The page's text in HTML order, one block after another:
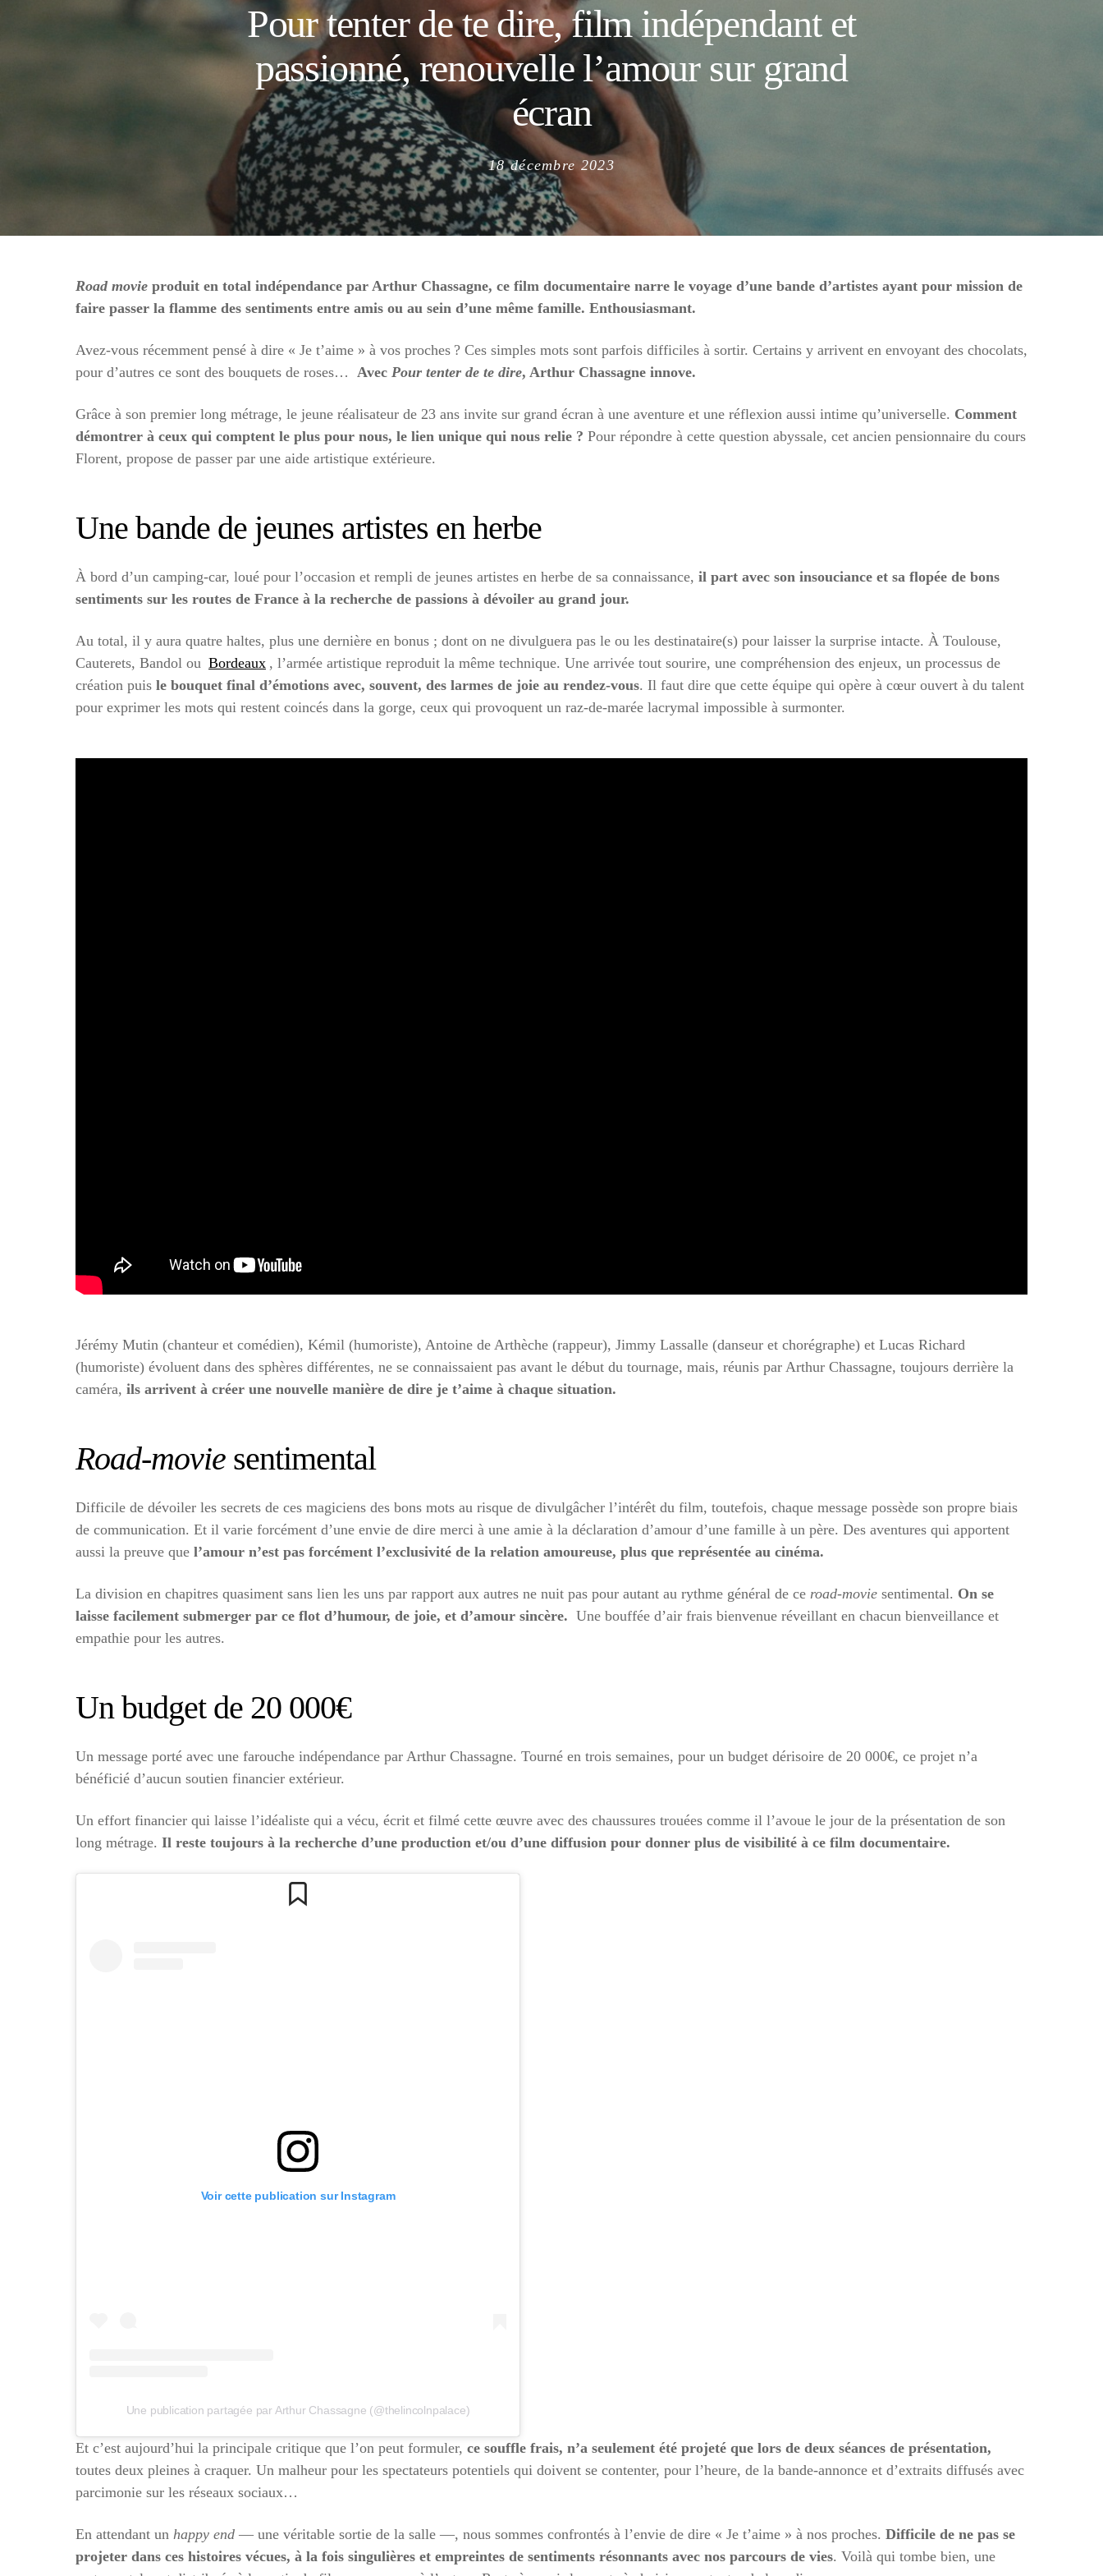
Pour tenter de te dire, film indépendant et
passionné, renouvelle l’amour sur grand
écran
Posted
on
18 décembre 2023
Road movie produit en total indépendance par Arthur Chassagne, ce film documentaire narre le voyage d’une bande d’artistes ayant pour mission de
faire passer la flamme des sentiments entre amis ou au sein d’une même famille. Enthousiasmant.
Avez-vous récemment pensé à dire « Je t’aime » à vos proches ? Ces simples mots sont parfois difficiles à sortir. Certains y arrivent en envoyant des chocolats,
pour d’autres ce sont des bouquets de roses… Avec Pour tenter de te dire, Arthur Chassagne innove.
Grâce à son premier long métrage, le jeune réalisateur de 23 ans invite sur grand écran à une aventure et une réflexion aussi intime qu’universelle. Comment
démontrer à ceux qui comptent le plus pour nous, le lien unique qui nous relie ? Pour répondre à cette question abyssale, cet ancien pensionnaire du cours
Florent, propose de passer par une aide artistique extérieure.
Une bande de jeunes artistes en herbe
À bord d’un camping-car, loué pour l’occasion et rempli de jeunes artistes en herbe de sa connaissance, il part avec son insouciance et sa flopée de bons
sentiments sur les routes de France à la recherche de passions à dévoiler au grand jour.
Au total, il y aura quatre haltes, plus une dernière en bonus ; dont on ne divulguera pas le ou les destinataire(s) pour laisser la surprise intacte. À Toulouse,
Cauterets, Bandol ou Bordeaux , l’armée artistique reproduit la même technique. Une arrivée tout sourire, une compréhension des enjeux, un processus de
création puis le bouquet final d’émotions avec, souvent, des larmes de joie au rendez-vous. Il faut dire que cette équipe qui opère à cœur ouvert à du talent
pour exprimer les mots qui restent coincés dans la gorge, ceux qui provoquent un raz-de-marée lacrymal impossible à surmonter.
Jérémy Mutin (chanteur et comédien), Kémil (humoriste), Antoine de Arthèche (rappeur), Jimmy Lassalle (danseur et chorégraphe) et Lucas Richard
(humoriste) évoluent dans des sphères différentes, ne se connaissaient pas avant le début du tournage, mais, réunis par Arthur Chassagne, toujours derrière la
caméra, ils arrivent à créer une nouvelle manière de dire je t’aime à chaque situation.
Road-movie sentimental
Difficile de dévoiler les secrets de ces magiciens des bons mots au risque de divulgâcher l’intérêt du film, toutefois, chaque message possède son propre biais
de communication. Et il varie forcément d’une envie de dire merci à une amie à la déclaration d’amour d’une famille à un père. Des aventures qui apportent
aussi la preuve que l’amour n’est pas forcément l’exclusivité de la relation amoureuse, plus que représentée au cinéma.
La division en chapitres quasiment sans lien les uns par rapport aux autres ne nuit pas pour autant au rythme général de ce road-movie sentimental. On se
laisse facilement submerger par ce flot d’humour, de joie, et d’amour sincère. Une bouffée d’air frais bienvenue réveillant en chacun bienveillance et
empathie pour les autres.
Un budget de 20 000€
Un message porté avec une farouche indépendance par Arthur Chassagne. Tourné en trois semaines, pour un budget dérisoire de 20 000€, ce projet n’a
bénéficié d’aucun soutien financier extérieur.
Un effort financier qui laisse l’idéaliste qui a vécu, écrit et filmé cette œuvre avec des chaussures trouées comme il l’avoue le jour de la présentation de son
long métrage. Il reste toujours à la recherche d’une production et/ou d’une diffusion pour donner plus de visibilité à ce film documentaire.
Voir cette publication sur Instagram
Une publication partagée par Arthur Chassagne (@thelincolnpalace)
Et c’est aujourd’hui la principale critique que l’on peut formuler, ce souffle frais, n’a seulement été projeté que lors de deux séances de présentation,
toutes deux pleines à craquer. Un malheur pour les spectateurs potentiels qui doivent se contenter, pour l’heure, de la bande-annonce et d’extraits diffusés avec
parcimonie sur les réseaux sociaux…
En attendant un happy end — une véritable sortie de la salle —, nous sommes confrontés à l’envie de dire « Je t’aime » à nos proches. Difficile de ne pas se
projeter dans ces histoires vécues, à la fois singulières et empreintes de sentiments résonnants avec nos parcours de vies. Voilà qui tombe bien, une